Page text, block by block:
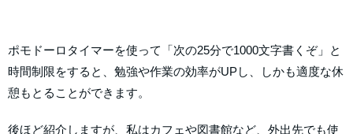
ポモドーロタイマーを使って「次の25分で1000文字書くぞ」と
時間制限をすると、勉強や作業の効率がUPし、しかも適度な休
憩もとることができます。
後ほど紹介しますが、私はカフェや図書館など、外出先でも使